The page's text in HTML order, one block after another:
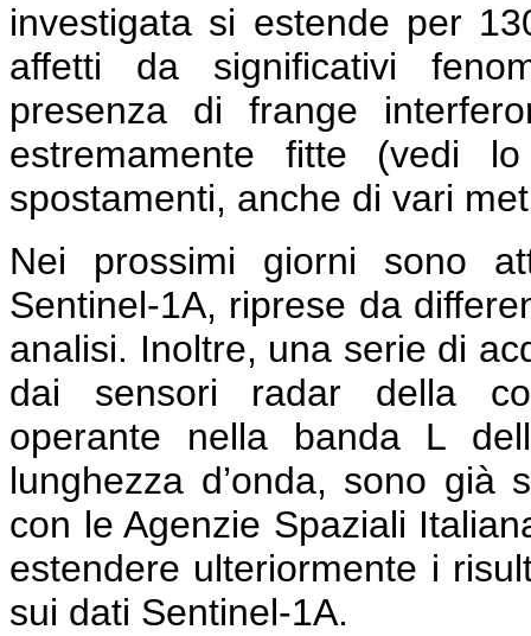
investigata si estende per
affetti da significativi
presenza di frange
estremamente fitte (vedi
spostamenti, anche di vari
Nei prossimi giorni sono
Sentinel-1A, riprese da
analisi. Inoltre, una serie di
dai sensori radar della
operante nella banda L
lunghezza d’onda, sono già
con le Agenzie Spaziali
estendere ulteriormente i
sui dati Sentinel-1A.